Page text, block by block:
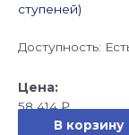
ступеней)
Доступность:
58 414₽
В корзину